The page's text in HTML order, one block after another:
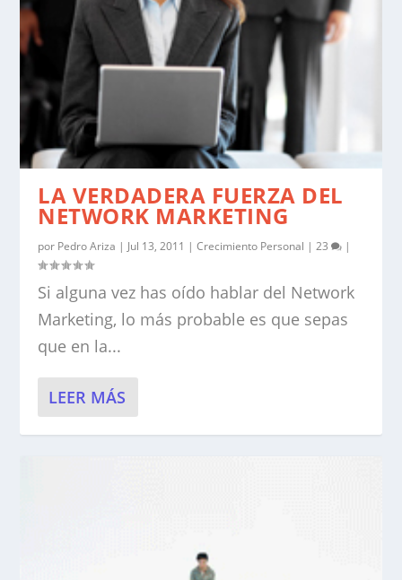
LA VERDADERA FUERZA DEL
NETWORK MARKETING
por Pedro Ariza | Jul 13, 2011 |Crecimiento Personal |23 |
Si alguna vez has oído hablar del Network
Marketing, lo más probable es que sepas
que en la...
LEER MÁS